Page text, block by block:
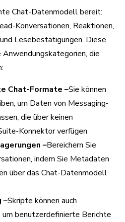
Chat-Datenmodell bereit:
Konversationen, Reaktionen,
Lesebestätigungen. Diese
die
Chat-Formate –Sie können
um Daten von Messaging-
die über keinen
Konnektor verfügen
–Bereichern Sie
indem Sie Metadaten
über das Chat-Datenmodell
–Skripte können auch
benutzerdefinierte Berichte